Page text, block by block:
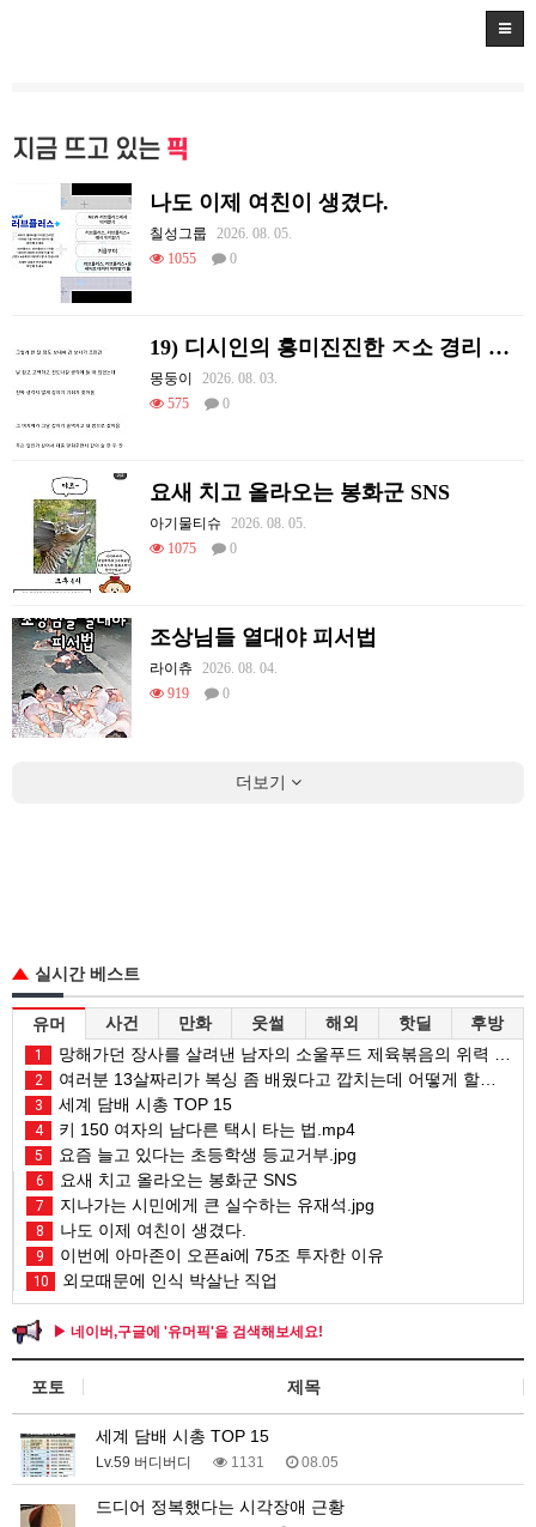
지금 뜨고 있는 픽
나도 이제 여친이 생겼다.
칠성그룹
2026. 08. 05.
1055
0
19) 디시인의 흥미진진한 ㅈ소 경리 ㄸ먹은 썰
몽둥이
2026. 08. 03.
575
0
요새 치고 올라오는 봉화군 SNS
아기물티슈
2026. 08. 05.
1075
0
조상님들 열대야 피서법
라이츄
2026. 08. 04.
919
0
더보기
실시간 베스트
유머 사건 만화 웃썰 해외 핫딜 후방
1 망해가던 장사를 살려낸 남자의 소울푸드 제육볶음의 위력 ㅋㅋ
2 여러분 13살짜리가 복싱 좀 배웠다고 깝치는데 어떻게 할까요?
3 세계 담배 시총 TOP 15
4 키 150 여자의 남다른 택시 타는 법.mp4
5 요즘 늘고 있다는 초등학생 등교거부.jpg
6 요새 치고 올라오는 봉화군 SNS
7 지나가는 시민에게 큰 실수하는 유재석.jpg
8 나도 이제 여친이 생겼다.
9 이번에 아마존이 오픈ai에 75조 투자한 이유
10 외모때문에 인식 박살난 직업
▶ 네이버,구글에 '유머픽'을 검색해보세요!
포토 제목
세계 담배 시총 TOP 15
Lv.59 버디버디 1131 08.05
드디어 정복했다는 시각장애 근황